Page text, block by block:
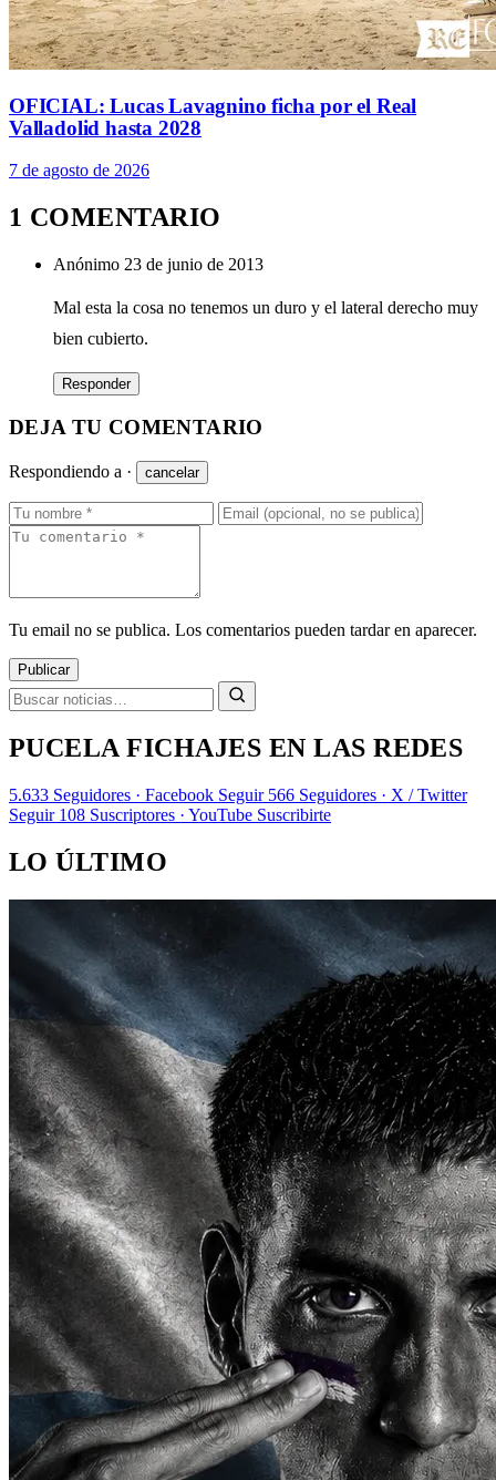
OFICIAL: Lucas Lavagnino ficha por el Real
Valladolid hasta 2028
7 de agosto de 2026
1 COMENTARIO
Anónimo 23 de junio de 2013
Mal esta la cosa no tenemos un duro y el lateral derecho muy
bien cubierto.
Responder
DEJA TU COMENTARIO
Respondiendo a · cancelar
Tu email no se publica. Los comentarios pueden tardar en aparecer.
Publicar
PUCELA FICHAJES EN LAS REDES
5.633 Seguidores · Facebook Seguir 566 Seguidores · X / Twitter
Seguir 108 Suscriptores · YouTube Suscribirte
LO ÚLTIMO